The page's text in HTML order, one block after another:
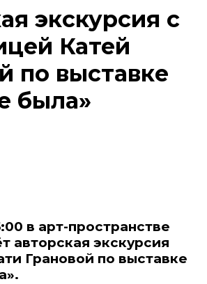
экскурсия с
Катей
по выставке
была»
в арт-пространстве
авторская экскурсия
Грановой по выставке